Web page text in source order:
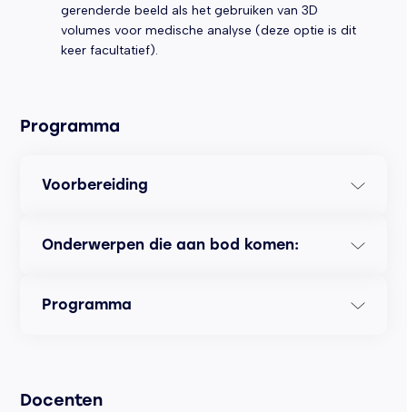
gerenderde beeld als het gebruiken van 3D
volumes voor medische analyse (deze optie is dit
keer facultatief).
Programma
Voorbereiding
vereist.
Onderwerpen die aan bod komen:
Foetale circulatie
Programma
Docenten